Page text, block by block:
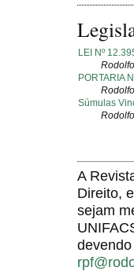
LEI Nº
PORTARIA
Súmulas
A
Direito,
sejam